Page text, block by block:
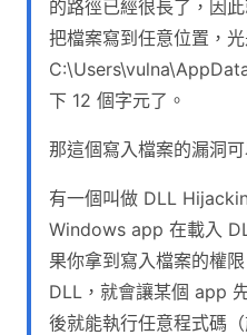
的路徑已經很長了，因
把檔案寫到任意位置，
下 12 個字元了。
那這個寫入檔案的漏洞
有一個叫做 DLL
Windows app 在載入
果你拿到寫入檔案的權
DLL，就會讓某個 app
後就能執行任意程式碼